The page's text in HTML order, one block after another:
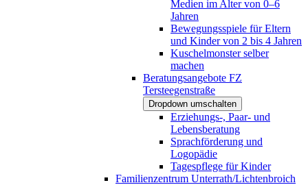
Medien im Alter von 0–6
Jahren
Bewegungsspiele für Eltern
und Kinder von 2 bis 4 Jahren
Kuschelmonster selber
machen
Beratungsangebote FZ
Tersteegenstraße
Dropdown umschalten
Erziehungs-, Paar- und
Lebensberatung
Sprachförderung und
Logopädie
Tagespflege für Kinder
Familienzentrum Unterrath/Lichtenbroich